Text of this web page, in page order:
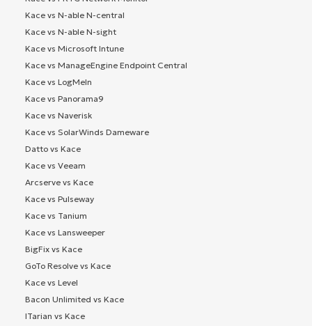
Kace vs N-able N-central
Kace vs N-able N-sight
Kace vs Microsoft Intune
Kace vs ManageEngine Endpoint Central
Kace vs LogMeIn
Kace vs Panorama9
Kace vs Naverisk
Kace vs SolarWinds Dameware
Datto vs Kace
Kace vs Veeam
Arcserve vs Kace
Kace vs Pulseway
Kace vs Tanium
Kace vs Lansweeper
BigFix vs Kace
GoTo Resolve vs Kace
Kace vs Level
Bacon Unlimited vs Kace
ITarian vs Kace